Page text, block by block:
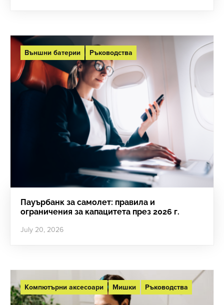
Външни батерии Ръководства
Пауърбанк за самолет: правила и
ограничения за капацитета през 2026 г.
July 20, 2026
Компютърни аксесоари Мишки Ръководства